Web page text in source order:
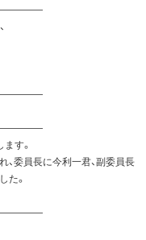
す。
委員長に今利一君、副委員長
た。